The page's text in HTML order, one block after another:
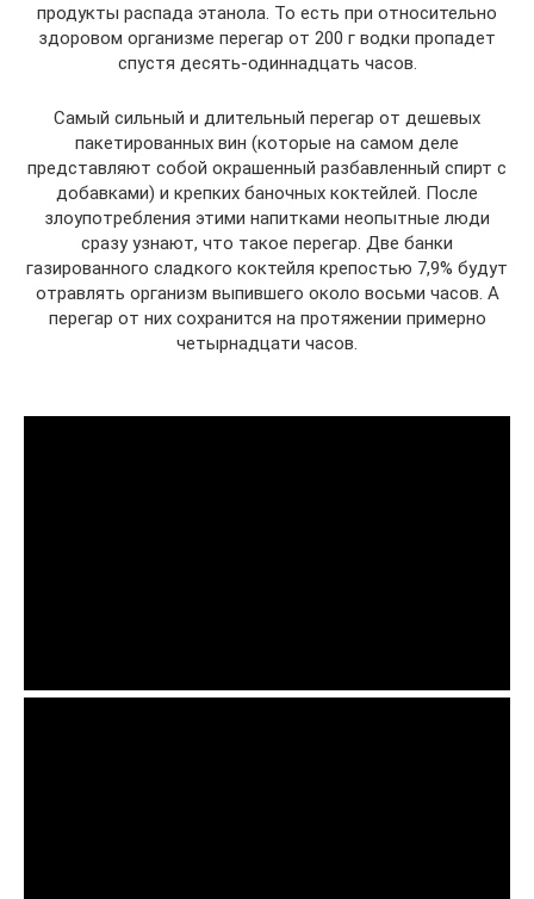
продукты распада этанола. То есть при относительно
здоровом организме перегар от 200 г водки пропадет
спустя десять-одиннадцать часов.
Самый сильный и длительный перегар от дешевых
пакетированных вин (которые на самом деле
представляют собой окрашенный разбавленный спирт с
добавками) и крепких баночных коктейлей. После
злоупотребления этими напитками неопытные люди
сразу узнают, что такое перегар. Две банки
газированного сладкого коктейля крепостью 7,9% будут
отравлять организм выпившего около восьми часов. А
перегар от них сохранится на протяжении примерно
четырнадцати часов.